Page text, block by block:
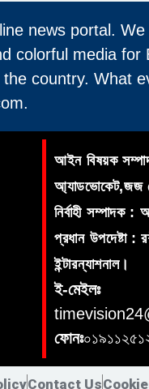
news portal.
colorful media
country. What
আইন বিষয়ক
আ্যাডভোকেট,জজ
নির্বাহী সম্পাদক
প্রধান উপদেষ্টা :
ইন্টারন্যাশনাল।
ই-মেইলঃ
ফোনঃ
Contact Us